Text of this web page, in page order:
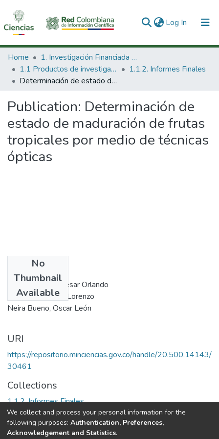
Log In (current)
Communities & Collections
All of DSpace
Home
1. Investigación Financiada con Recursos Públicos
1.1 Productos de investigación
1.1.2. Informes Finales
Determinación de estado de maduración de frutas tropicales por medio de técnicas ópticas
Publication: Determinación de
estado de maduración de frutas
tropicales por medio de técnicas
ópticas
No
Thumbnail
Available
Authors
Torres Moreno, César Orlando
Mattos Vásquez, Lorenzo
Neira Bueno, Oscar León
URI
https://repositorio.minciencias.gov.co/handle/20.500.14143/
30461
Collections
1.1.2. Informes Finales
Full item page
We collect and process your personal information for the
following purposes: Authentication, Preferences,
Acknowledgement and Statistics.